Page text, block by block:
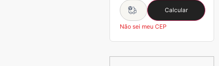
Calcular
Não sei meu CEP